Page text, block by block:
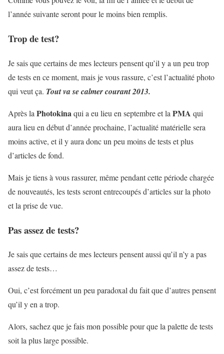
l’année suivante seront pour le moins bien remplis.
Trop de test?
Je sais que certains de mes lecteurs pensent qu’il y a un peu trop
de tests en ce moment, mais je vous rassure, c’est l’actualité photo
qui veut ça. Tout va se calmer courant 2013.
Après la Photokinaqui a eu lieu en septembre et la PMA qui
aura lieu en début d’année prochaine, l’actualité matérielle sera
moins active, et il y aura donc un peu moins de tests et plus
d’articles de fond.
Mais je tiens à vous rassurer, même pendant cette période chargée
de nouveautés, les tests seront entrecoupés d’articles sur la photo
et la prise de vue.
Pas assez de tests?
Je sais que certains de mes lecteurs pensent aussi qu’il n’y a pas
assez de tests…
Oui, c’est forcément un peu paradoxal du fait que d’autres pensent
qu’il y en a trop.
Alors, sachez que je fais mon possible pour que la palette de tests
soit la plus large possible.